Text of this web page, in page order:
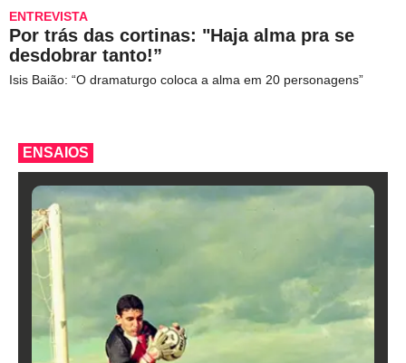
ENTREVISTA
Por trás das cortinas: "Haja alma pra se
desdobrar tanto!”
Isis Baião: “O dramaturgo coloca a alma em 20 personagens”
ENSAIOS